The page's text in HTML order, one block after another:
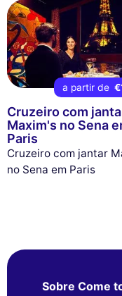
a partir de
Cruzeiro com
Maxim's no Sena
Paris
Cruzeiro com jantar
no Sena em Paris
Sobre Come